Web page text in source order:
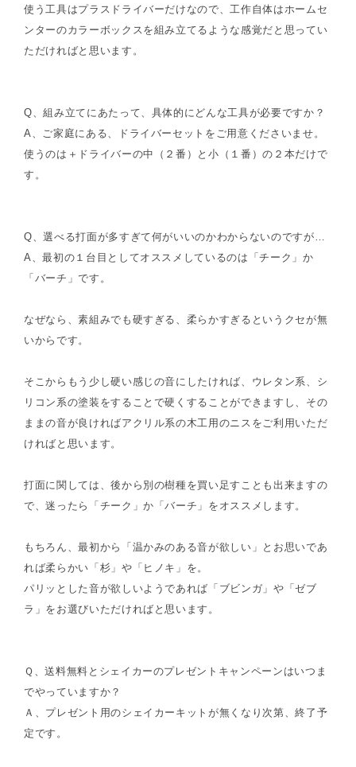
使う工具はプラスドライバーだけなので、工作自体はホームセ
ンターのカラーボックスを組み立てるような感覚だと思ってい
ただければと思います。
Q、組み立てにあたって、具体的にどんな工具が必要ですか？
A、ご家庭にある、ドライバーセットをご用意くださいませ。
使うのは＋ドライバーの中（２番）と小（１番）の２本だけで
す。
Q、選べる打面が多すぎて何がいいのかわからないのですが…
A、最初の１台目としてオススメしているのは「チーク」か
「バーチ」です。
なぜなら、素組みでも硬すぎる、柔らかすぎるというクセが無
いからです。
そこからもう少し硬い感じの音にしたければ、ウレタン系、シ
リコン系の塗装をすることで硬くすることができますし、その
ままの音が良ければアクリル系の木工用のニスをご利用いただ
ければと思います。
打面に関しては、後から別の樹種を買い足すことも出来ますの
で、迷ったら「チーク」か「バーチ」をオススメします。
もちろん、最初から「温かみのある音が欲しい」とお思いであ
れば柔らかい「杉」や「ヒノキ」を。
パリッとした音が欲しいようであれば「ブビンガ」や「ゼブ
ラ」をお選びいただければと思います。
Ｑ、送料無料とシェイカーのプレゼントキャンペーンはいつま
でやっていますか？
Ａ、プレゼント用のシェイカーキットが無くなり次第、終了予
定です。